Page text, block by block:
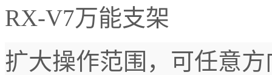
RX-V7万能支架
扩大操作范围，可任意